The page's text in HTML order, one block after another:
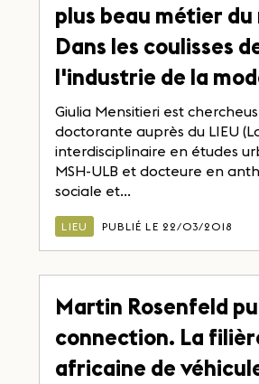
plus beau métier du
Dans les coulisses
l'industrie de la
Giulia Mensitieri est
doctorante auprès du LIEU
interdisciplinaire en études
MSH-ULB et docteure en
sociale et...
LIEU PUBLIÉ LE 22/03/2018
Martin Rosenfeld
connection. La
africaine de